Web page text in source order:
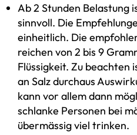
Ab 2 Stunden Belastung
sinnvoll. Die
einheitlich. Die
reichen von 2 bis 9
Flüssigkeit. Zu beachten
an Salz durchaus
kann vor allem dann
schlanke Personen bei
übermässig viel trinken.